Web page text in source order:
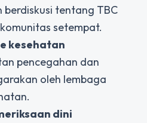
berdiskusi tentang TBC
setempat.
kesehatan
pencegahan dan
oleh lembaga
dini